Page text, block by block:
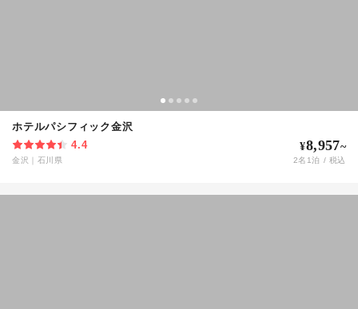
ホテルパシフィック金沢
4.4
金沢 石川県
¥8,957~
2名 1泊 / 税込